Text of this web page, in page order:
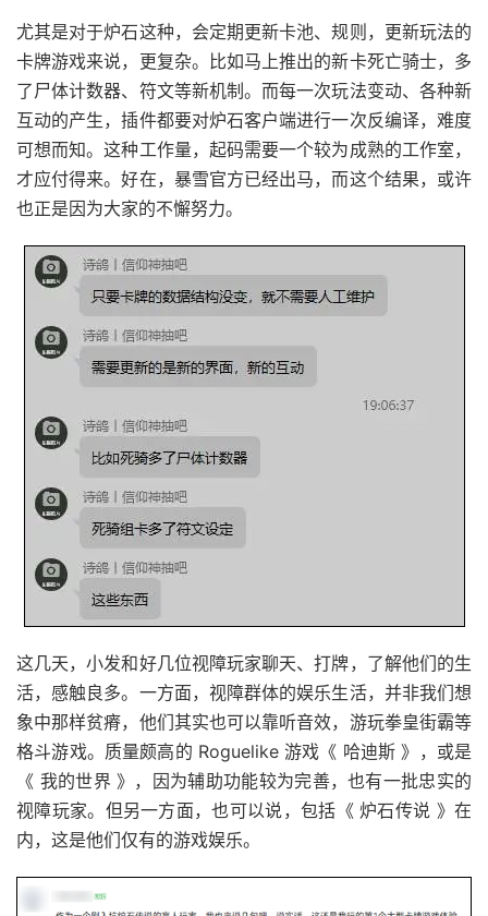
尤其是对于炉石这种，会定期更新卡池、规则，更新玩法的
卡牌游戏来说，更复杂。比如马上推出的新卡死亡骑士，多
了尸体计数器、符文等新机制。而每一次玩法变动、各种新
互动的产生，插件都要对炉石客户端进行一次反编译，难度
可想而知。这种工作量，起码需要一个较为成熟的工作室，
才应付得来。好在，暴雪官方已经出马，而这个结果，或许
也正是因为大家的不懈努力。
这几天，小发和好几位视障玩家聊天、打牌，了解他们的生
活，感触良多。一方面，视障群体的娱乐生活，并非我们想
象中那样贫瘠，他们其实也可以靠听音效，游玩拳皇街霸等
格斗游戏。质量颇高的 Roguelike 游戏《 哈迪斯 》，或是
《 我的世界 》，因为辅助功能较为完善，也有一批忠实的
视障玩家。但另一方面，也可以说，包括《 炉石传说 》在
内，这是他们仅有的游戏娱乐。